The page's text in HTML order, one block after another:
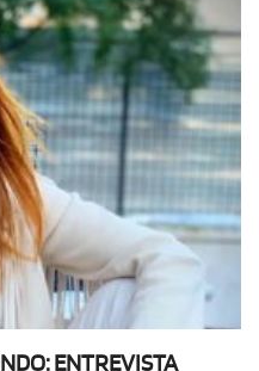
ENTREVISTA